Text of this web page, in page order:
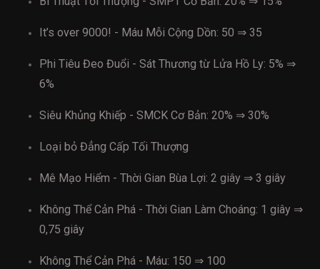
It’s over 9000! - Máu Mỗi Cộng Dồn: 50 ⇒ 35
Phi Tiêu Đeo Đuổi - Sát Thương từ Lửa Hồ Ly: 5% ⇒
6%
Siêu Khủng Khiếp - SMCK Cơ Bản: 20% ⇒ 30%
Loại bỏ Đẳng Cấp Tối Thượng
Mê Mạo Hiểm - Thời Gian Bùa Lợi: 2 giây ⇒ 3 giây
Không Thể Cản Phá - Thời Gian Làm Choáng: 1 giây ⇒
0,75 giây
Không Thể Cản Phá - Máu: 150 ⇒ 100